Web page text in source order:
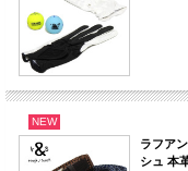
NEW
ラフア
シュ 本